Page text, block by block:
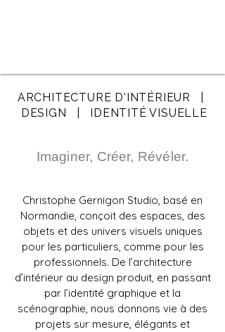
ARCHITECTURE D'INTÉRIEUR |
DESIGN | IDENTITÉ VISUELLE
Imaginer, Créer, Révéler.
Christophe Gernigon Studio, basé en
Normandie, conçoit des espaces, des
objets et des univers visuels uniques
pour les particuliers, comme pour les
professionnels. De l’architecture
d’intérieur au design produit, en passant
par l’identité graphique et la
scénographie, nous donnons vie à des
projets sur mesure, élégants et